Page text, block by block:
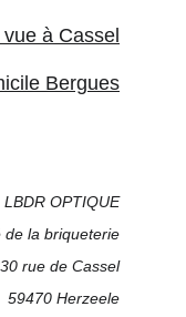
LBDR OPTIQUE
de la briqueterie
rue de Cassel
59470 Herzeele
à Cassel
Bergues